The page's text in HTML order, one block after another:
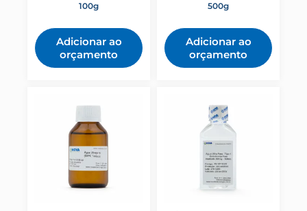
Ultrapuros100g
Adicionar ao
orçamento
500g
Adicionar ao
orçamento